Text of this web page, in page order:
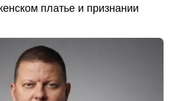
платье и признании